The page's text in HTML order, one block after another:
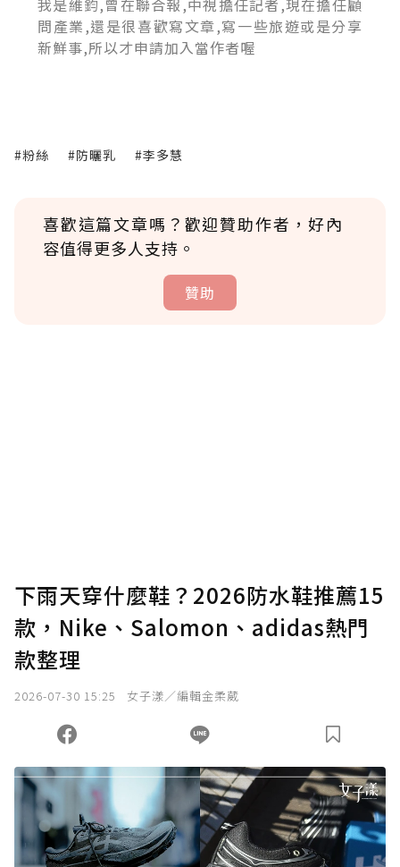
我是維鈞,曾在聯合報,中視擔任記者,現在擔任顧
問產業,還是很喜歡寫文章,寫一些旅遊或是分享
新鮮事,所以才申請加入當作者喔
#粉絲 #防曬乳 #李多慧
喜歡這篇文章嗎？歡迎贊助作者，好內
容值得更多人支持。
贊助
確認送出
您當前剩餘 U 利點數：0點；前往 購買點數
下雨天穿什麼鞋？2026防水鞋推薦15
款，Nike、Salomon、adidas熱門
款整理
2026-07-30 15:25 女子漾／編輯金柔葳